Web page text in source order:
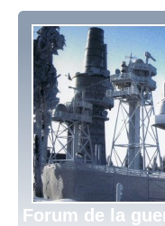
Forum de la